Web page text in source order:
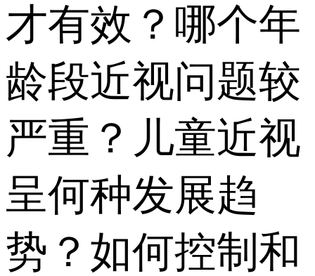
才有效？哪个年
龄段近视问题较
严重？儿童近视
呈何种发展趋
势？如何控制和